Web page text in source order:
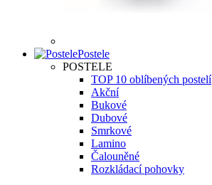
Postele
POSTELE
TOP 10 oblíbených postelí
Akční
Bukové
Dubové
Smrkové
Lamino
Čalouněné
Rozkládací pohovky